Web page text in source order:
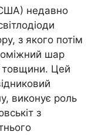
(США) недавно
з якого потім
шар
товщини. Цей
виконує роль
з